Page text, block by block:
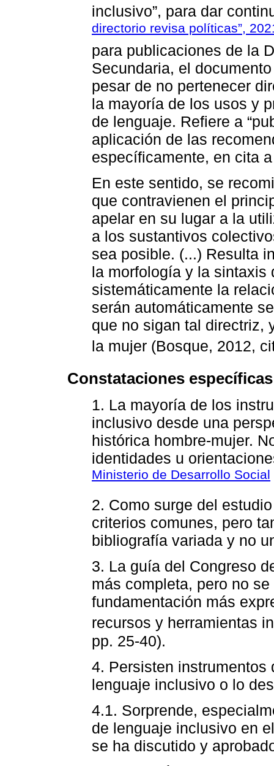
inclusivo”, para dar
directorio revisa políticas”,
para publicaciones de la
Secundaria, el
pesar de no pertenecer
la mayoría de los usos y
de lenguaje. Refiere a
aplicación de las
específicamente, en cita
En este sentido, se
que contravienen el
apelar en su lugar a la
a los sustantivos
sea posible. (...) Resulta
la morfología y la sintaxis
sistemáticamente la
serán automáticamente
que no sigan tal directriz,
la mujer (Bosque, 2012,
Constataciones específicas
1. La mayoría de los
inclusivo desde una
histórica hombre-mujer.
identidades u
Ministerio de Desarrollo Social
2. Como surge del
criterios comunes, pero
bibliografía variada y no
3. La guía del Congreso
más completa, pero no
fundamentación más
recursos y herramientas
pp. 25-40).
4. Persisten instrumentos
lenguaje inclusivo o lo
4.1. Sorprende,
de lenguaje inclusivo en
se ha discutido y